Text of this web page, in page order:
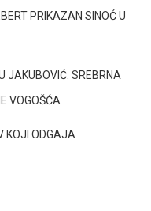
PRIKAZAN SINOĆ U
JAKUBOVIĆ: SREBRNA
VOGOŠĆA
KOJI ODGAJA